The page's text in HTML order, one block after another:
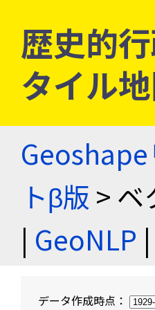
歴史的
タイル
Geoshape
トβ版 >
| GeoNLP |
データ作成時点：